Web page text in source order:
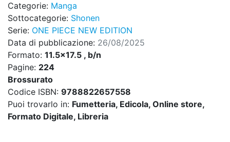
Categorie: Manga
Sottocategorie: Shonen
Serie: ONE PIECE NEW EDITION
Data di pubblicazione: 26/08/2025
Formato: 11.5x17.5 , b/n
Pagine: 224
Brossurato
Codice ISBN: 9788822657558
Puoi trovarlo in: Fumetteria, Edicola, Online store,
Formato Digitale, Libreria